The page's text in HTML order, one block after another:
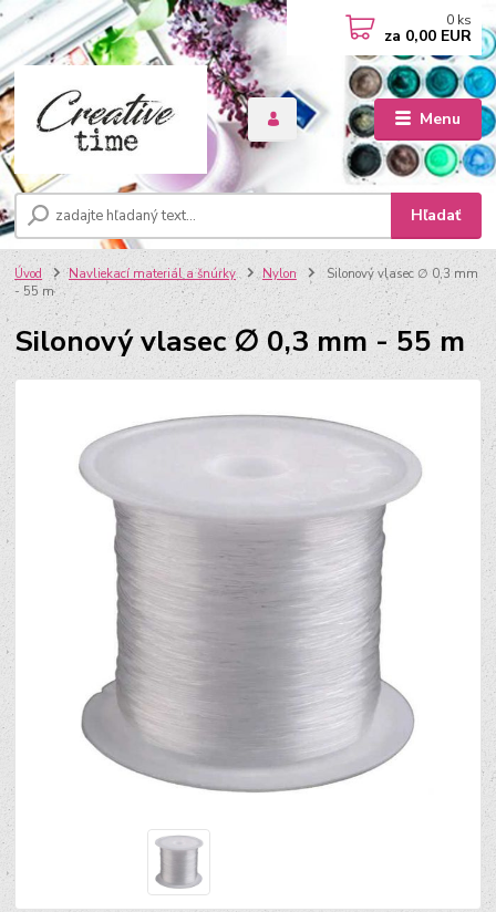
Menu
Hľadať
0 ks
za 0,00 EUR
Úvod Navliekací materiál a šnúrky Nylon
Silonový vlasec ∅ 0,3 mm
- 55 m
Silonový vlasec ∅ 0,3 mm - 55 m